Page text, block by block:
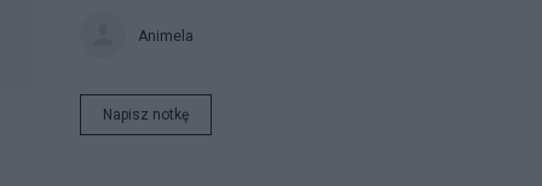
Animela
Napisz notkę